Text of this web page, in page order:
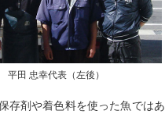
田 忠幸代表（左後）
存剤や着色料を使った魚ではあ